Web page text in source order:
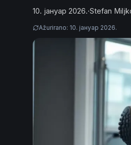
10. јануар 2026.·Stefan
Ažurirano: 10. јануар 2026.